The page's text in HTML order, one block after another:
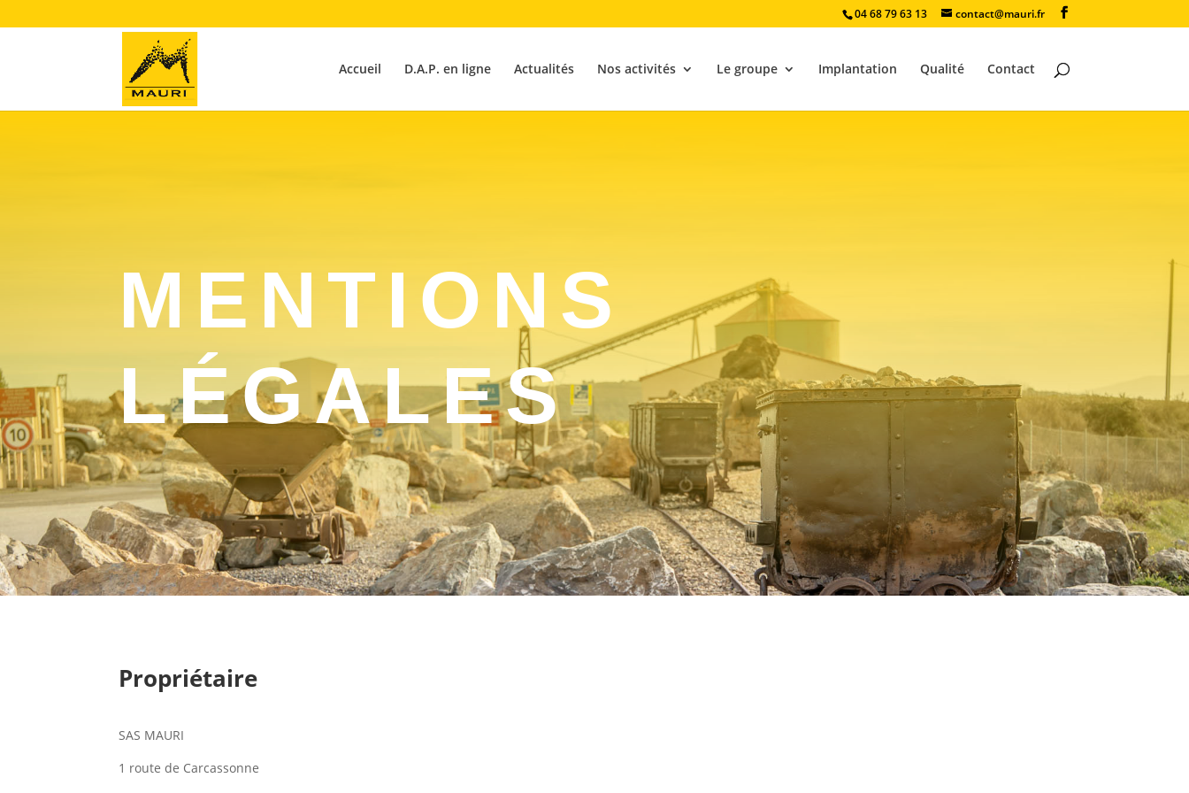
04 68 79 63 13 contact@mauri.fr
Accueil D.A.P. en ligne Actualités Nos activités Le groupe Implantation Qualité Contact
MENTIONS
LÉGALES
Propriétaire
SAS MAURI
1 route de Carcassonne